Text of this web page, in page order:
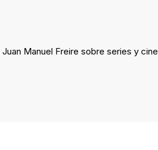
Manuel Freire sobre series y cine